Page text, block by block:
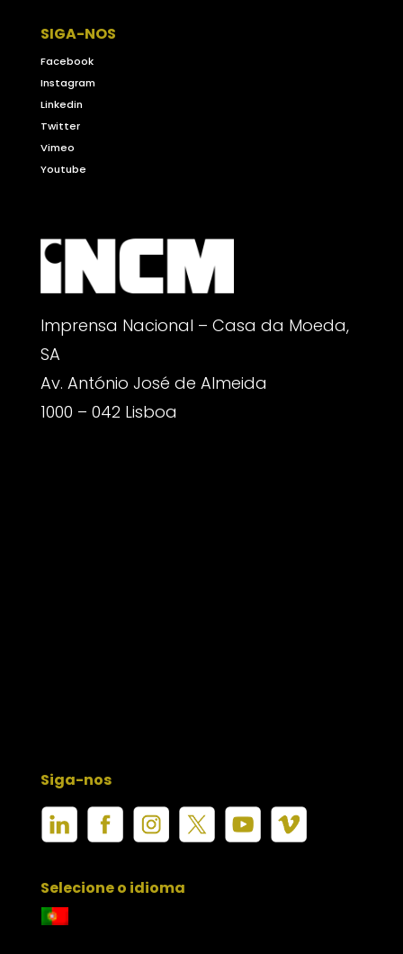
SIGA-NOS
Facebook
Instagram
Linkedin
Twitter
Vimeo
Youtube
Imprensa Nacional – Casa da Moeda,
SA
Av. António José de Almeida
1000 – 042 Lisboa
Siga-nos
Selecione o idioma